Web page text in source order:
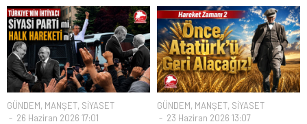
GÜNDEM, MANŞET, SİYASET
26 Haziran 2026 17:01
GÜNDEM, MANŞET, SİYASET
23 Haziran 2026 13:07